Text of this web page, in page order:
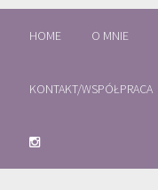
HOME O MNIE
KONTAKT/WSPÓŁPRACA